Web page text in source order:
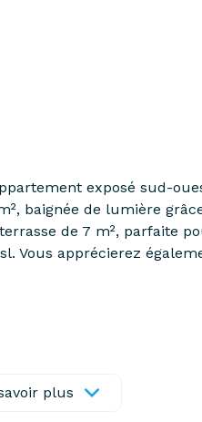
exposé sud-
baignée de lumière
de 7 m², parfaite
Vous apprécierez
plus